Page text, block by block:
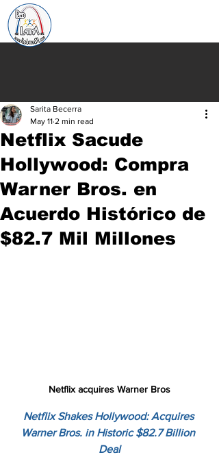
Netflix Sacude
Hollywood: Compra
Warner Bros. en
Acuerdo Histórico de
$82.7 Mil Millones
Sarita Becerra
May 11 2 min read
Netflix acquires Warner Bros
Netflix Shakes Hollywood: Acquires
Warner Bros. in Historic $82.7 Billion
Deal